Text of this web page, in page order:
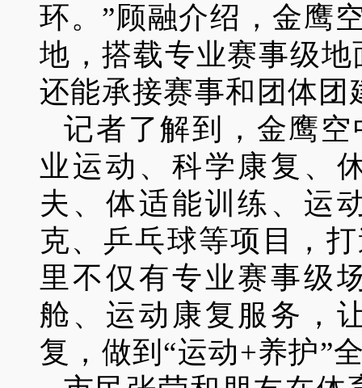
环。”顾融介绍，金鹰
地，搭载专业赛事级
还能承接赛事和团体团
记者了解到，金鹰
业运动、科学康复、
夫、体适能训练、运
克、乒乓球等项目，
里不仅有专业赛事级
舱、运动康复服务，
复，做到“运动+养护”